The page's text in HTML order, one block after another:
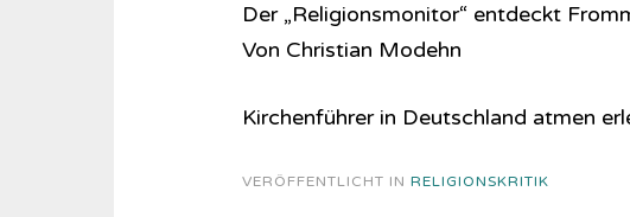
Der „Religionsmonitor“ entdeckt
Von Christian Modehn
Kirchenführer in Deutschland atmen
VERÖFFENTLICHT IN RELIGIONSKRITIK